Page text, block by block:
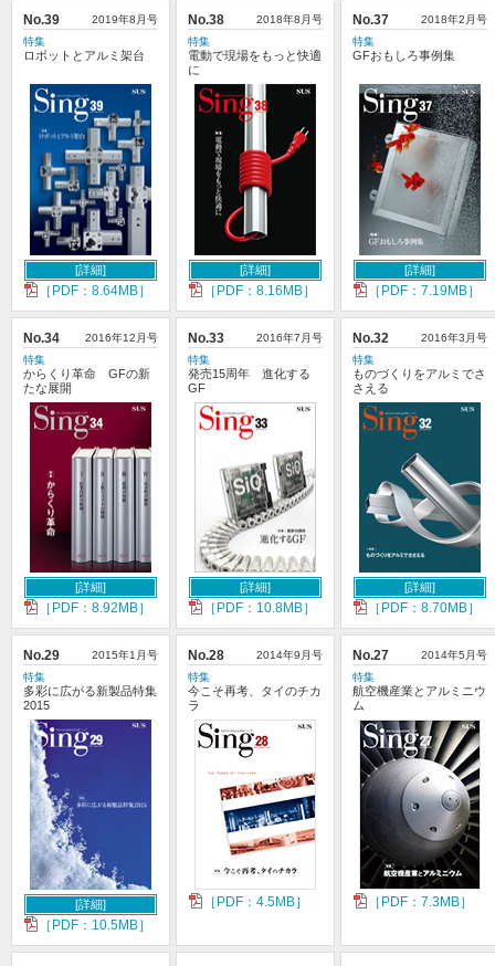
No.39
2019年8月号
特集
ロボットとアルミ架台
[詳細]
［PDF：8.64MB］
No.38
2018年8月号
特集
電動で現場をもっと快適
に
[詳細]
［PDF：8.16MB］
No.37
2018年2月号
特集
GFおもしろ事例集
[詳細]
［PDF：7.19MB］
No.34
2016年12月号
特集
からくり革命 GFの新
たな展開
[詳細]
［PDF：8.92MB］
No.33
2016年7月号
特集
発売15周年 進化する
GF
[詳細]
［PDF：10.8MB］
No.32
2016年3月号
特集
ものづくりをアルミでさ
さえる
[詳細]
［PDF：8.70MB］
No.29
2015年1月号
特集
多彩に広がる新製品特集
2015
[詳細]
［PDF：10.5MB］
No.28
2014年9月号
特集
今こそ再考、タイのチカ
ラ
［PDF：4.5MB］
No.27
2014年5月号
特集
航空機産業とアルミニウ
ム
［PDF：7.3MB］